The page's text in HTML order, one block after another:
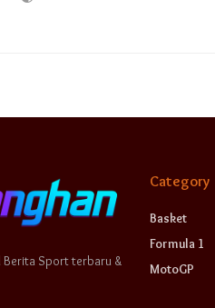
Berita Sport terbaru &
Category
Basket
Formula 1
MotoGP